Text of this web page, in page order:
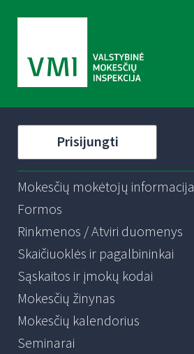
Prisijungti
Mokesčių mokėtojų informacija
Formos
Rinkmenos / Atviri duomenys
Skaičiuoklės ir pagalbininkai
Sąskaitos ir įmokų kodai
Mokesčių žinynas
Mokesčių kalendorius
Seminarai